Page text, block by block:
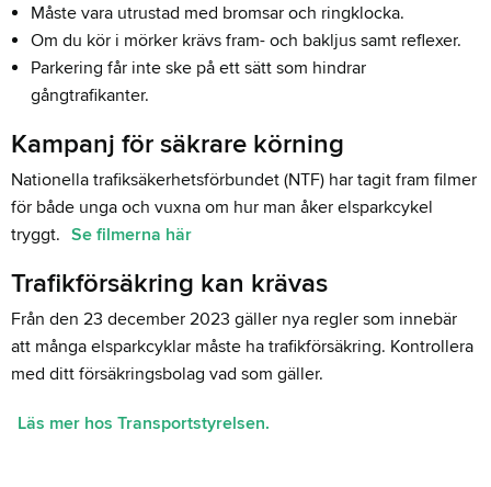
Måste vara utrustad med bromsar och ringklocka.
Om du kör i mörker krävs fram- och bakljus samt reflexer.
Parkering får inte ske på ett sätt som hindrar
gångtrafikanter.
Kampanj för säkrare körning
Nationella trafiksäkerhetsförbundet (NTF) har tagit fram filmer
för både unga och vuxna om hur man åker elsparkcykel
tryggt. Se filmerna här
Trafikförsäkring kan krävas
Från den 23 december 2023 gäller nya regler som innebär
att många elsparkcyklar måste ha trafikförsäkring. Kontrollera
med ditt försäkringsbolag vad som gäller.
Läs mer hos Transportstyrelsen.